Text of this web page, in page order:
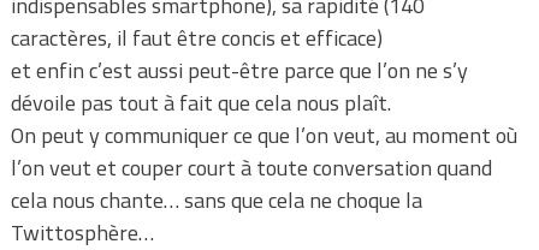
caractères, il faut être concis et efficace)
et enfin c’est aussi peut-être parce que l’on ne s’y
dévoile pas tout à fait que cela nous plaît.
On peut y communiquer ce que l’on veut, au moment où
l’on veut et couper court à toute conversation quand
cela nous chante… sans que cela ne choque la
Twittosphère…